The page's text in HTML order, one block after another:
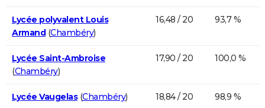
Lycée polyvalent Louis
Armand(Chambéry)
16,48 / 20 93,7 %
Lycée Saint-Ambroise
(Chambéry)
17,90 / 20 100,0 %
Lycée Vaugelas(Chambéry) 18,84 / 20 98,9 %